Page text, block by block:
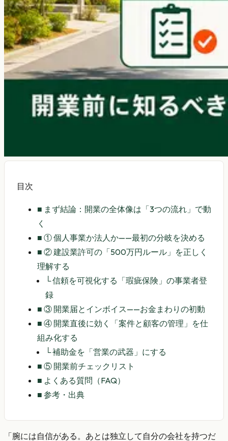
目次
■ まず結論：開業の全体像は「3つの流れ」で動
く
■ ① 個人事業か法人か——最初の分岐を決める
■ ② 建設業許可の「500万円ルール」を正しく
理解する
└信頼を可視化する「瑕疵保険」の事業者登
録
■ ③ 開業届とインボイス——お金まわりの初動
■ ④ 開業直後に効く「案件と顧客の管理」を仕
組み化する
└補助金を「営業の武器」にする
■ ⑤ 開業前チェックリスト
■ よくある質問（FAQ）
■ 参考・出典
「腕には自信がある。あとは独立して自分の会社を持つだ